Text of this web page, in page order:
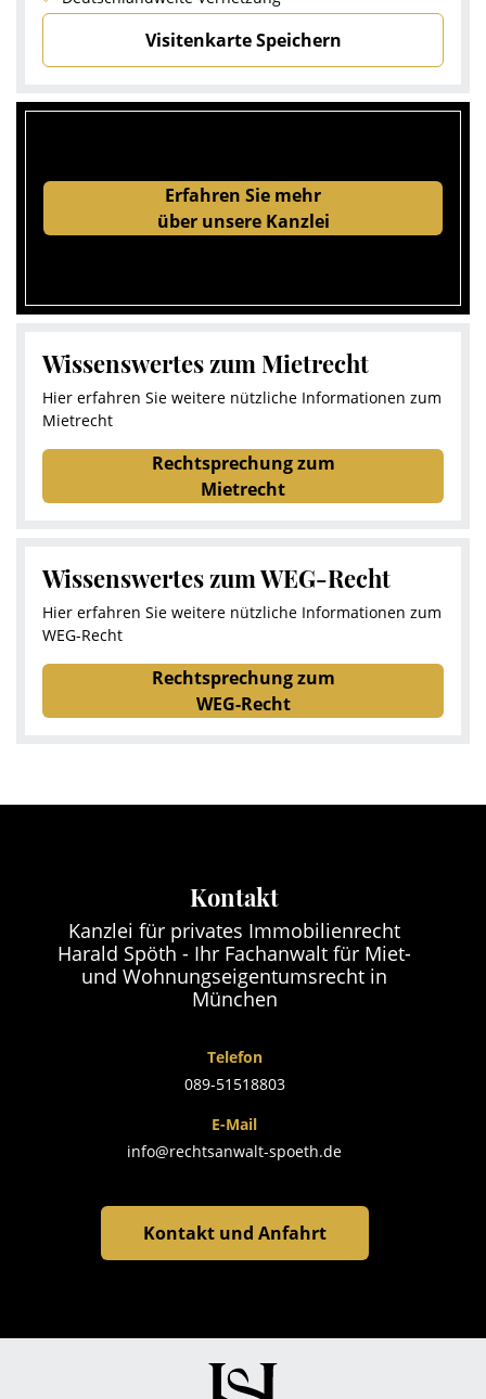
Visitenkarte Speichern
Erfahren Sie mehr
über unsere Kanzlei
Wissenswertes zum Mietrecht
Hier erfahren Sie weitere nützliche Informationen zum
Mietrecht
Rechtsprechung zum
Mietrecht
Wissenswertes zum WEG-Recht
Hier erfahren Sie weitere nützliche Informationen zum
WEG-Recht
Rechtsprechung zum
WEG-Recht
Kontakt
Kanzlei für privates Immobilienrecht
Harald Spöth - Ihr Fachanwalt für Miet-
und Wohnungseigentumsrecht in
München
Telefon
089-51518803
E-Mail
info@rechtsanwalt-spoeth.de
Kontakt und Anfahrt